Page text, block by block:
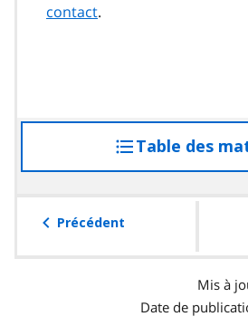
contact.
Table des
Précédent
Mis à
Date de